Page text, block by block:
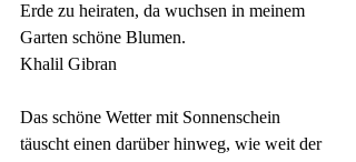
Erde zu heiraten, da wuchsen in meinem
Garten schöne Blumen.
Khalil Gibran
Das schöne Wetter mit Sonnenschein
täuscht einen darüber hinweg, wie weit der